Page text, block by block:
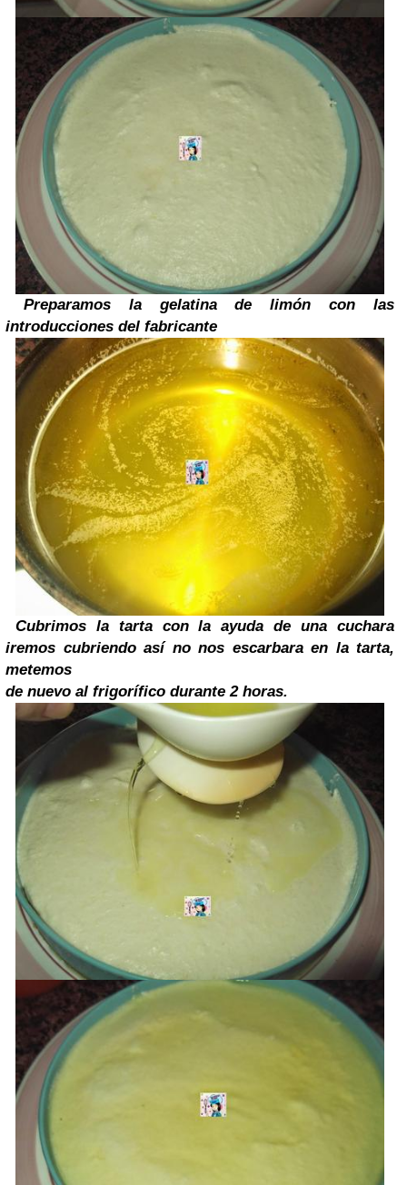
Preparamos la gelatina de limón con las
introducciones del fabricante
Cubrimos la tarta con la ayuda de una cuchara
iremos cubriendo así no nos escarbara en la tarta,
metemos
de nuevo al frigorífico durante 2 horas.